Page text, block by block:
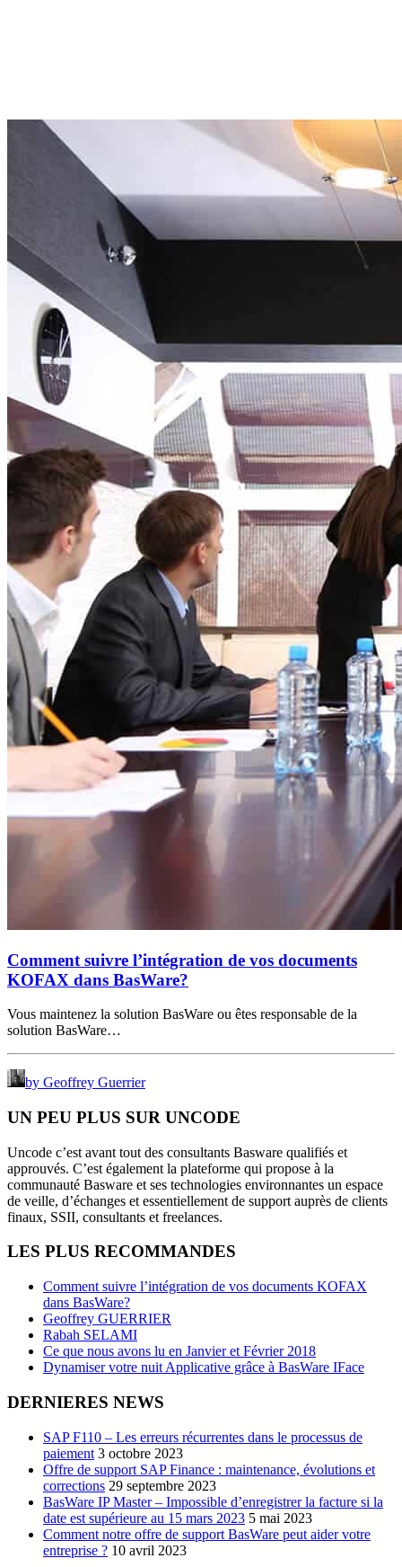
Comment suivre l’intégration de vos documents
KOFAX dans BasWare?
Vous maintenez la solution BasWare ou êtes responsable de la
solution BasWare…
by Geoffrey Guerrier
UN PEU PLUS SUR UNCODE
Uncode c’est avant tout des consultants Basware qualifiés et
approuvés. C’est également la plateforme qui propose à la
communauté Basware et ses technologies environnantes un espace
de veille, d’échanges et essentiellement de support auprès de clients
finaux, SSII, consultants et freelances.
LES PLUS RECOMMANDES
Comment suivre l’intégration de vos documents KOFAX
dans BasWare?
Geoffrey GUERRIER
Rabah SELAMI
Ce que nous avons lu en Janvier et Février 2018
Dynamiser votre nuit Applicative grâce à BasWare IFace
DERNIERES NEWS
SAP F110 – Les erreurs récurrentes dans le processus de
paiement 3 octobre 2023
Offre de support SAP Finance : maintenance, évolutions et
corrections 29 septembre 2023
BasWare IP Master – Impossible d’enregistrer la facture si la
date est supérieure au 15 mars 2023 5 mai 2023
Comment notre offre de support BasWare peut aider votre
entreprise ? 10 avril 2023